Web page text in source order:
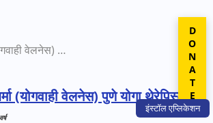
इंस्टॉलएप्लिकेशन
श्वेता शर्मा (योगवाही वेलनेस) पुणे योगा थेरेपिस्ट
(योगवाही वेलनेस) पुणे योगा थेरेपिस्ट DONATE